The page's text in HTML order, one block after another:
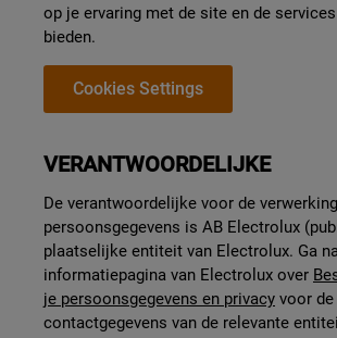
op je ervaring met de site en de
bieden.
Cookies Settings
VERANTWOORDELIJKE
De verantwoordelijke voor de
persoonsgegevens is AB Electrolux
plaatselijke entiteit van Electrolux. Ga
informatiepagina van Electrolux over
je persoonsgegevens en privacy voor
contactgegevens van de relevante